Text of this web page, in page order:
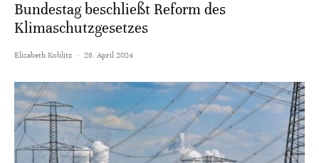
Bundestag beschließt Reform des
Klimaschutzgesetzes
Elisabeth Koblitz · 26. April 2024